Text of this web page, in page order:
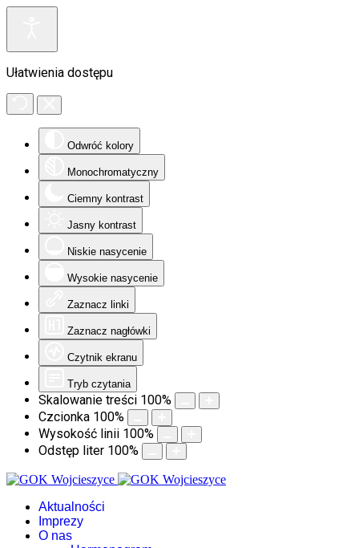
Ułatwienia dostępu
Odwróć kolory
Monochromatyczny
Ciemny kontrast
Jasny kontrast
Niskie nasycenie
Wysokie nasycenie
Zaznacz linki
Zaznacz nagłówki
Czytnik ekranu
Tryb czytania
Skalowanie treści 100%
Czcionka 100%
Wysokość linii 100%
Odstęp liter 100%
Aktualności
Imprezy
O nas